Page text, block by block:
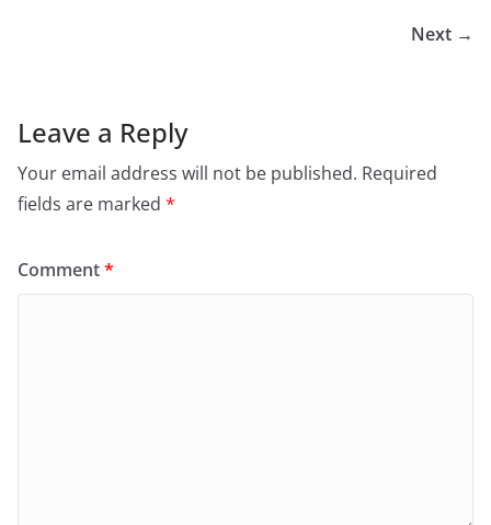
Next →
Leave a Reply
Your email address will not be published. Required
fields are marked *
Comment*